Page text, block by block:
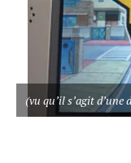
(vu qu’il s’agit d’une